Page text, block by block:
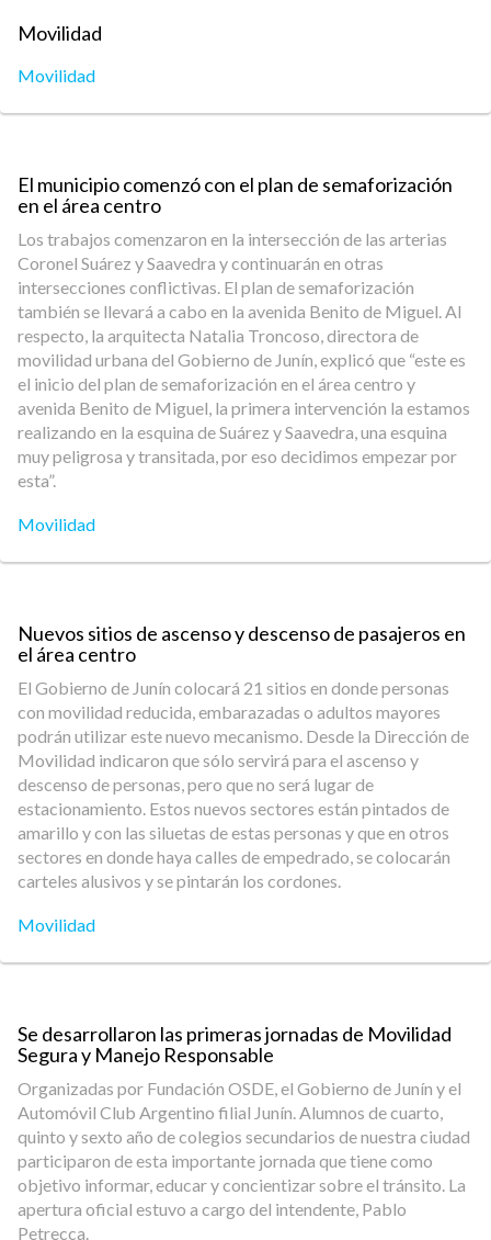
Movilidad
Movilidad
El municipio comenzó con el plan de semaforización
en el área centro
Los trabajos comenzaron en la intersección de las arterias
Coronel Suárez y Saavedra y continuarán en otras
intersecciones conflictivas. El plan de semaforización
también se llevará a cabo en la avenida Benito de Miguel. Al
respecto, la arquitecta Natalia Troncoso, directora de
movilidad urbana del Gobierno de Junín, explicó que “este es
el inicio del plan de semaforización en el área centro y
avenida Benito de Miguel, la primera intervención la estamos
realizando en la esquina de Suárez y Saavedra, una esquina
muy peligrosa y transitada, por eso decidimos empezar por
esta”.
Movilidad
Nuevos sitios de ascenso y descenso de pasajeros en
el área centro
El Gobierno de Junín colocará 21 sitios en donde personas
con movilidad reducida, embarazadas o adultos mayores
podrán utilizar este nuevo mecanismo. Desde la Dirección de
Movilidad indicaron que sólo servirá para el ascenso y
descenso de personas, pero que no será lugar de
estacionamiento. Estos nuevos sectores están pintados de
amarillo y con las siluetas de estas personas y que en otros
sectores en donde haya calles de empedrado, se colocarán
carteles alusivos y se pintarán los cordones.
Movilidad
Se desarrollaron las primeras jornadas de Movilidad
Segura y Manejo Responsable
Organizadas por Fundación OSDE, el Gobierno de Junín y el
Automóvil Club Argentino filial Junín. Alumnos de cuarto,
quinto y sexto año de colegios secundarios de nuestra ciudad
participaron de esta importante jornada que tiene como
objetivo informar, educar y concientizar sobre el tránsito. La
apertura oficial estuvo a cargo del intendente, Pablo
Petrecca.